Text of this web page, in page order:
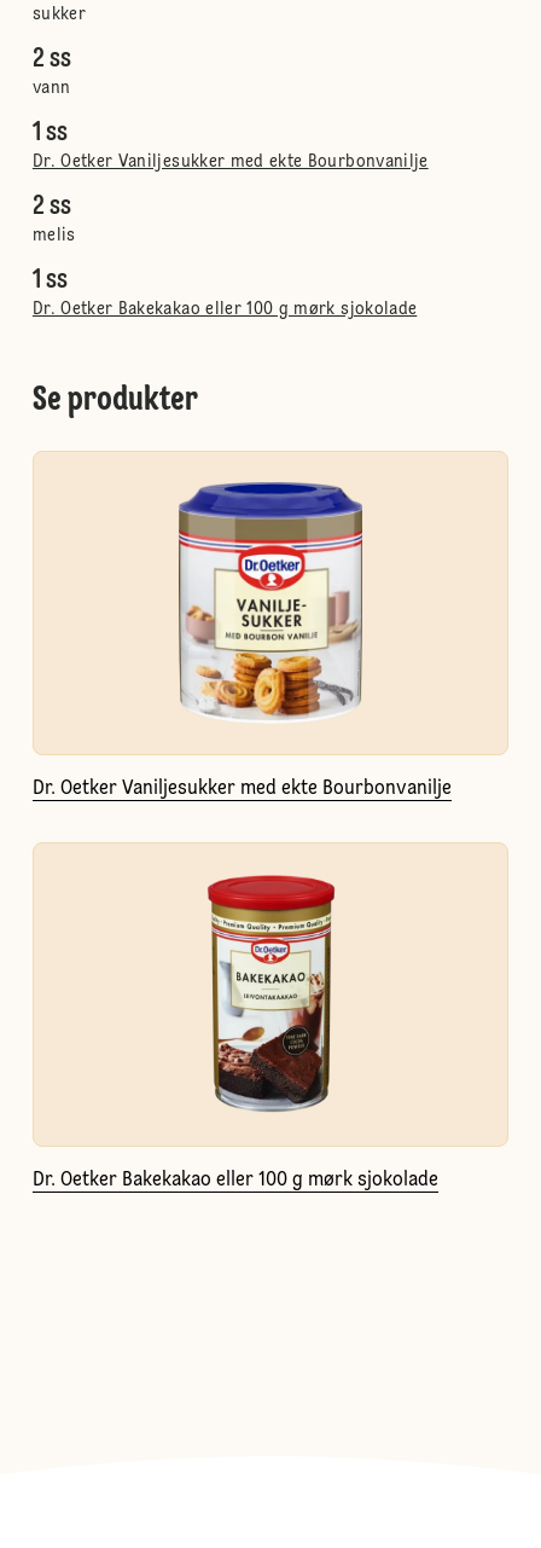
sukker
2 ss
vann
1 ss
Dr. Oetker Vaniljesukker med ekte Bourbonvanilje
2 ss
melis
1 ss
Dr. Oetker Bakekakao eller 100 g mørk sjokolade
Se produkter
Dr. Oetker Vaniljesukker med ekte Bourbonvanilje
Dr. Oetker Bakekakao eller 100 g mørk sjokolade